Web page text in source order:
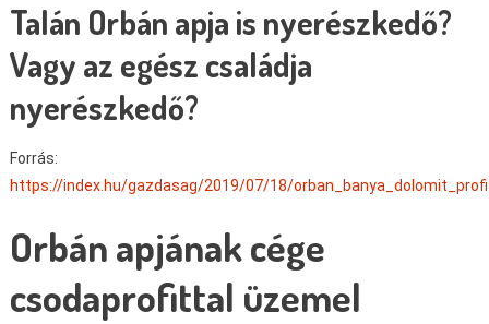
Talán Orbán apja is nyerészkedő?
Vagy az egész családja
nyerészkedő?
Forrás:
https://index.hu/gazdasag/2019/07/18/
Orbán apjának cége
csodaprofittal üzemel